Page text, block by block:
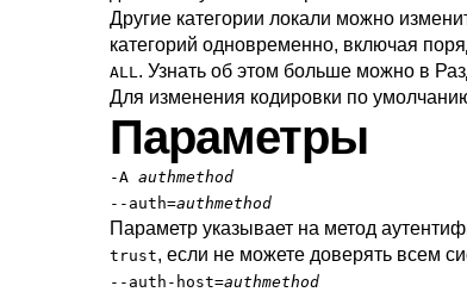
Другие категории локали можно
категорий одновременно, включая
ALL. Узнать об этом больше можно в
Для изменения кодировки по
Параметры
-A authmethod
--auth=authmethod
Параметр указывает на метод
trust, если не можете доверять всем
--auth-host=authmethod